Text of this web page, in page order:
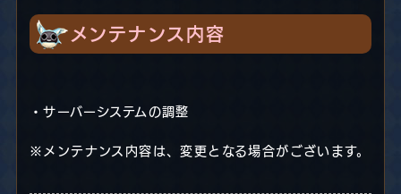
メンテナンス内容
・サーバーシステムの調整
※メンテナンス内容は、変更となる場合がございます。